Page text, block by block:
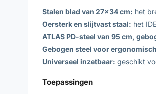
Stalen blad van 27×34 cm: het
Oersterk en slijtvast staal: het
ATLAS PD-steel van 95 cm,
Gebogen steel voor
Universeel inzetbaar: geschikt
Toepassingen